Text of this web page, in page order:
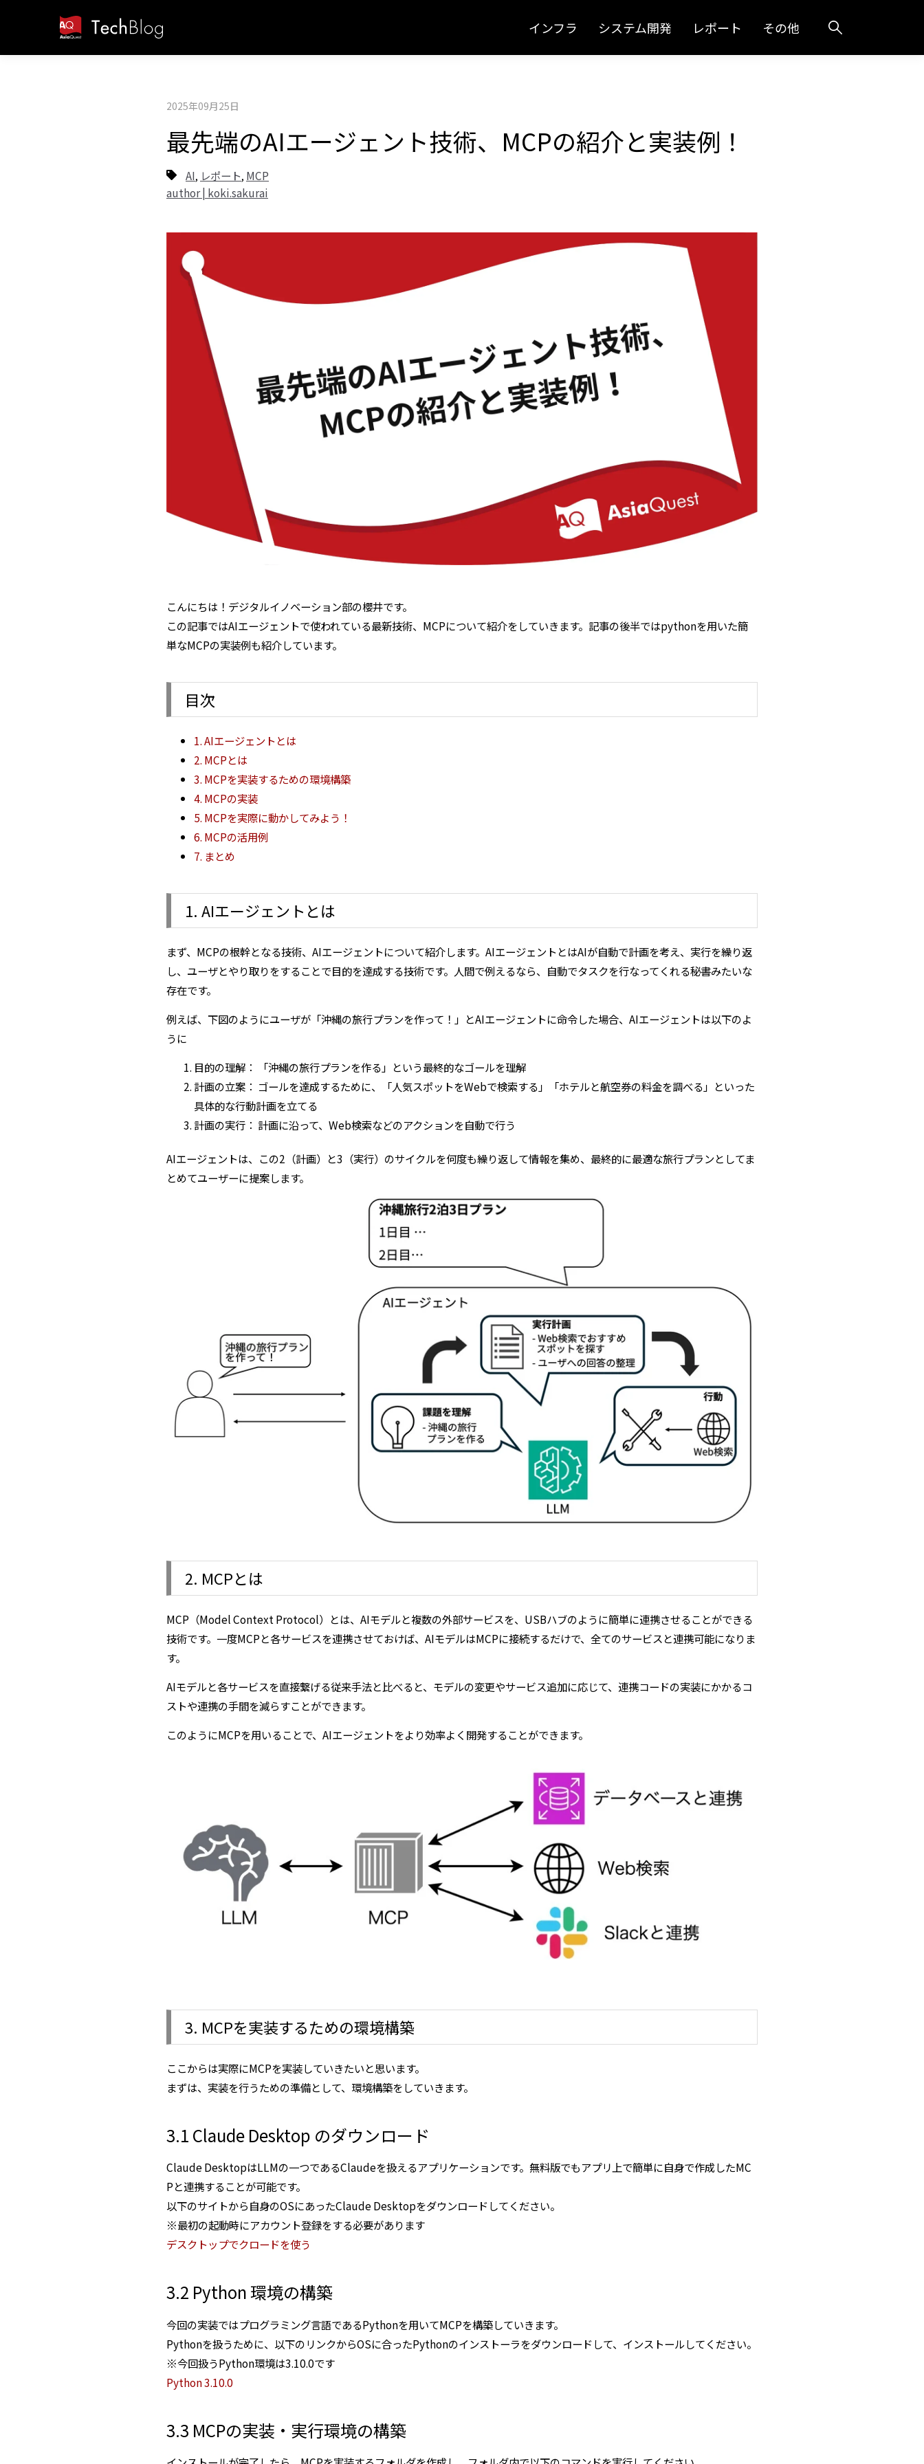
インフラ システム開発 レポート その他
2025年09月25日
最先端のAIエージェント技術、MCPの紹介と実装例！
AI, レポート, MCP
author | koki.sakurai
こんにちは！デジタルイノベーション部の櫻井です。
この記事ではAIエージェントで使われている最新技術、MCPについて紹介をしていきます。記事の後半ではpythonを用いた簡
単なMCPの実装例も紹介しています。
目次
1. AIエージェントとは
2. MCPとは
3. MCPを実装するための環境構築
4. MCPの実装
5. MCPを実際に動かしてみよう！
6. MCPの活用例
7. まとめ
1. AIエージェントとは
まず、MCPの根幹となる技術、AIエージェントについて紹介します。AIエージェントとはAIが自動で計画を考え、実行を繰り返
し、ユーザとやり取りをすることで目的を達成する技術です。人間で例えるなら、自動でタスクを行なってくれる秘書みたいな
存在です。
例えば、下図のようにユーザが「沖縄の旅行プランを作って！」とAIエージェントに命令した場合、AIエージェントは以下のよ
うに
目的の理解： 「沖縄の旅行プランを作る」という最終的なゴールを理解
計画の立案： ゴールを達成するために、「人気スポットをWebで検索する」「ホテルと航空券の料金を調べる」といった
具体的な行動計画を立てる
計画の実行： 計画に沿って、Web検索などのアクションを自動で行う
AIエージェントは、この2（計画）と3（実行）のサイクルを何度も繰り返して情報を集め、最終的に最適な旅行プランとしてま
とめてユーザーに提案します。
2. MCPとは
MCP（Model Context Protocol）とは、AIモデルと複数の外部サービスを、USBハブのように簡単に連携させることができる
技術です。一度MCPと各サービスを連携させておけば、AIモデルはMCPに接続するだけで、全てのサービスと連携可能になりま
す。
AIモデルと各サービスを直接繋げる従来手法と比べると、モデルの変更やサービス追加に応じて、連携コードの実装にかかるコ
ストや連携の手間を減らすことができます。
このようにMCPを用いることで、AIエージェントをより効率よく開発することができます。
3. MCPを実装するための環境構築
ここからは実際にMCPを実装していきたいと思います。
まずは、実装を行うための準備として、環境構築をしていきます。
3.1 Claude Desktop のダウンロード
Claude DesktopはLLMの一つであるClaudeを扱えるアプリケーションです。無料版でもアプリ上で簡単に自身で作成したMC
Pと連携することが可能です。
以下のサイトから自身のOSにあったClaude Desktopをダウンロードしてください。
※最初の起動時にアカウント登録をする必要があります
デスクトップでクロードを使う
3.2 Python 環境の構築
今回の実装ではプログラミング言語であるPythonを用いてMCPを構築していきます。
Pythonを扱うために、以下のリンクからOSに合ったPythonのインストーラをダウンロードして、インストールしてください。
※今回扱うPython環境は3.10.0です
Python 3.10.0
3.3 MCPの実装・実行環境の構築